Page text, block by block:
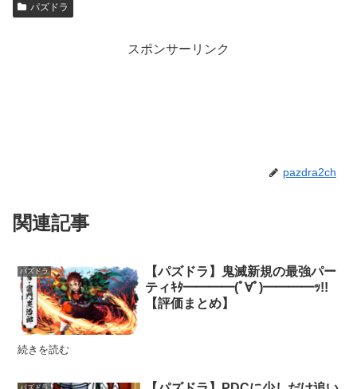
パズドラ
スポンサーリンク
pazdra2ch
関連記事
パズドラ
【パズドラ】鬼滅新規の最強パー
ティｷﾀ━━━━(ﾟ∀ﾟ)━━━━ｯ!!
【評価まとめ】
続きを読む
パズドラ